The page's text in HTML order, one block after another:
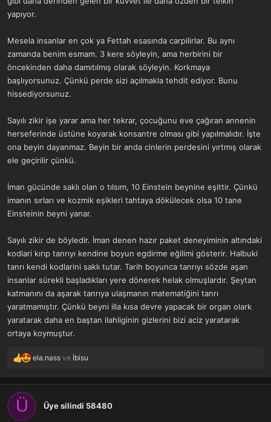
yapıyor.
Mesela insanlar en çok ya Fettah esasında carpilirlar. Bu aynı
zamanda benim esmam. 3 kere söyleyin, ama herbirini bir
öncekinden daha damıtılmıș olarak söyleyin. Korkmaya
başlıyorsunuz. Çünkü perde sizi açılmakla tehdit ediyor. Bunu
hissediyorsunuz.
Sayılı zikir ișe yarar ama her tekrar, çocuğunu eve çağıran annenin
herseferinde üstüne koyarak konsantre olması gibi yapılmalıdır. İşte
ona beyin dayanmaz. Beyin bir anda cinlerin perdesini yırtmış olarak
ele geçirilir çünkü.
İman gücünde saklı olan o tılsım, 10 Einstein beynine eşittir. Çünkü
imanın sırları ve kozmik eșikleri tahtaya dökülecek olsa 10 tane
Einsteinin beyni yanar.
Sayılı zikir de böyledir. İman denen hazır paket deneyiminin altındaki
kodlari kırıp tanrıyı kendine boyun egdirme eğilimi gösterir. Halbuki
tanrı kendi kodlarini saklı tutar. Tarih boyunca tanrıyı sözde aşan
insanlar sürekli başladıkları yere dönerek helak olmuşlardır. Şeytan
katmanını da aşarak tanrıya ulaşmanın matematiğini tanrı
yaratmamıștır. Çünkü beyni illa kısa devre yapacak bir organ olark
yaratarak daha en baştan ilahliginin gizlerini bizi aciz yaratarak
ortaya koymuştur.
T
p
k
l
ela.nass ve İbisu
Ü Üye silindi 58480